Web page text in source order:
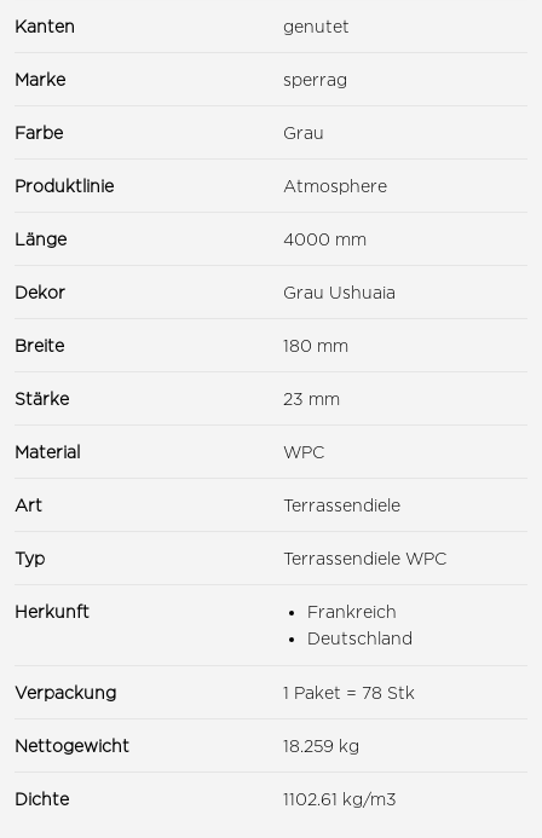
Kanten genutet
Marke sperrag
Farbe Grau
Produktlinie Atmosphere
Länge 4000 mm
Dekor Grau Ushuaia
Breite 180 mm
Stärke 23 mm
Material WPC
Art Terrassendiele
Typ Terrassendiele WPC
Herkunft
Frankreich
Deutschland
Verpackung 1 Paket = 78 Stk
Nettogewicht 18.259 kg
Dichte 1102.61 kg/m3